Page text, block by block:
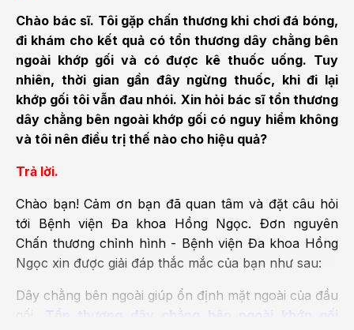
Chào bác sĩ. Tôi gặp chấn thương khi chơi đá bóng,
đi khám cho kết quả có tổn thương dây chằng bên
ngoài khớp gối và có được kê thuốc uống. Tuy
nhiên, thời gian gần đây ngừng thuốc, khi đi lại
khớp gối tôi vẫn đau nhói. Xin hỏi bác sĩ tổn thương
dây chằng bên ngoài khớp gối có nguy hiểm không
và tôi nên điều trị thế nào cho hiệu quả?
Trả lời.
Chào bạn! Cảm ơn bạn đã quan tâm và đặt câu hỏi
tới Bệnh viện Đa khoa Hồng Ngọc. Đơn nguyên
Chấn thương chỉnh hình - Bệnh viện Đa khoa Hồng
Ngọc xin được giải đáp thắc mắc của bạn như sau:
Dây chằng bên ngoài giúp ổn định mặt ngoài của đầu